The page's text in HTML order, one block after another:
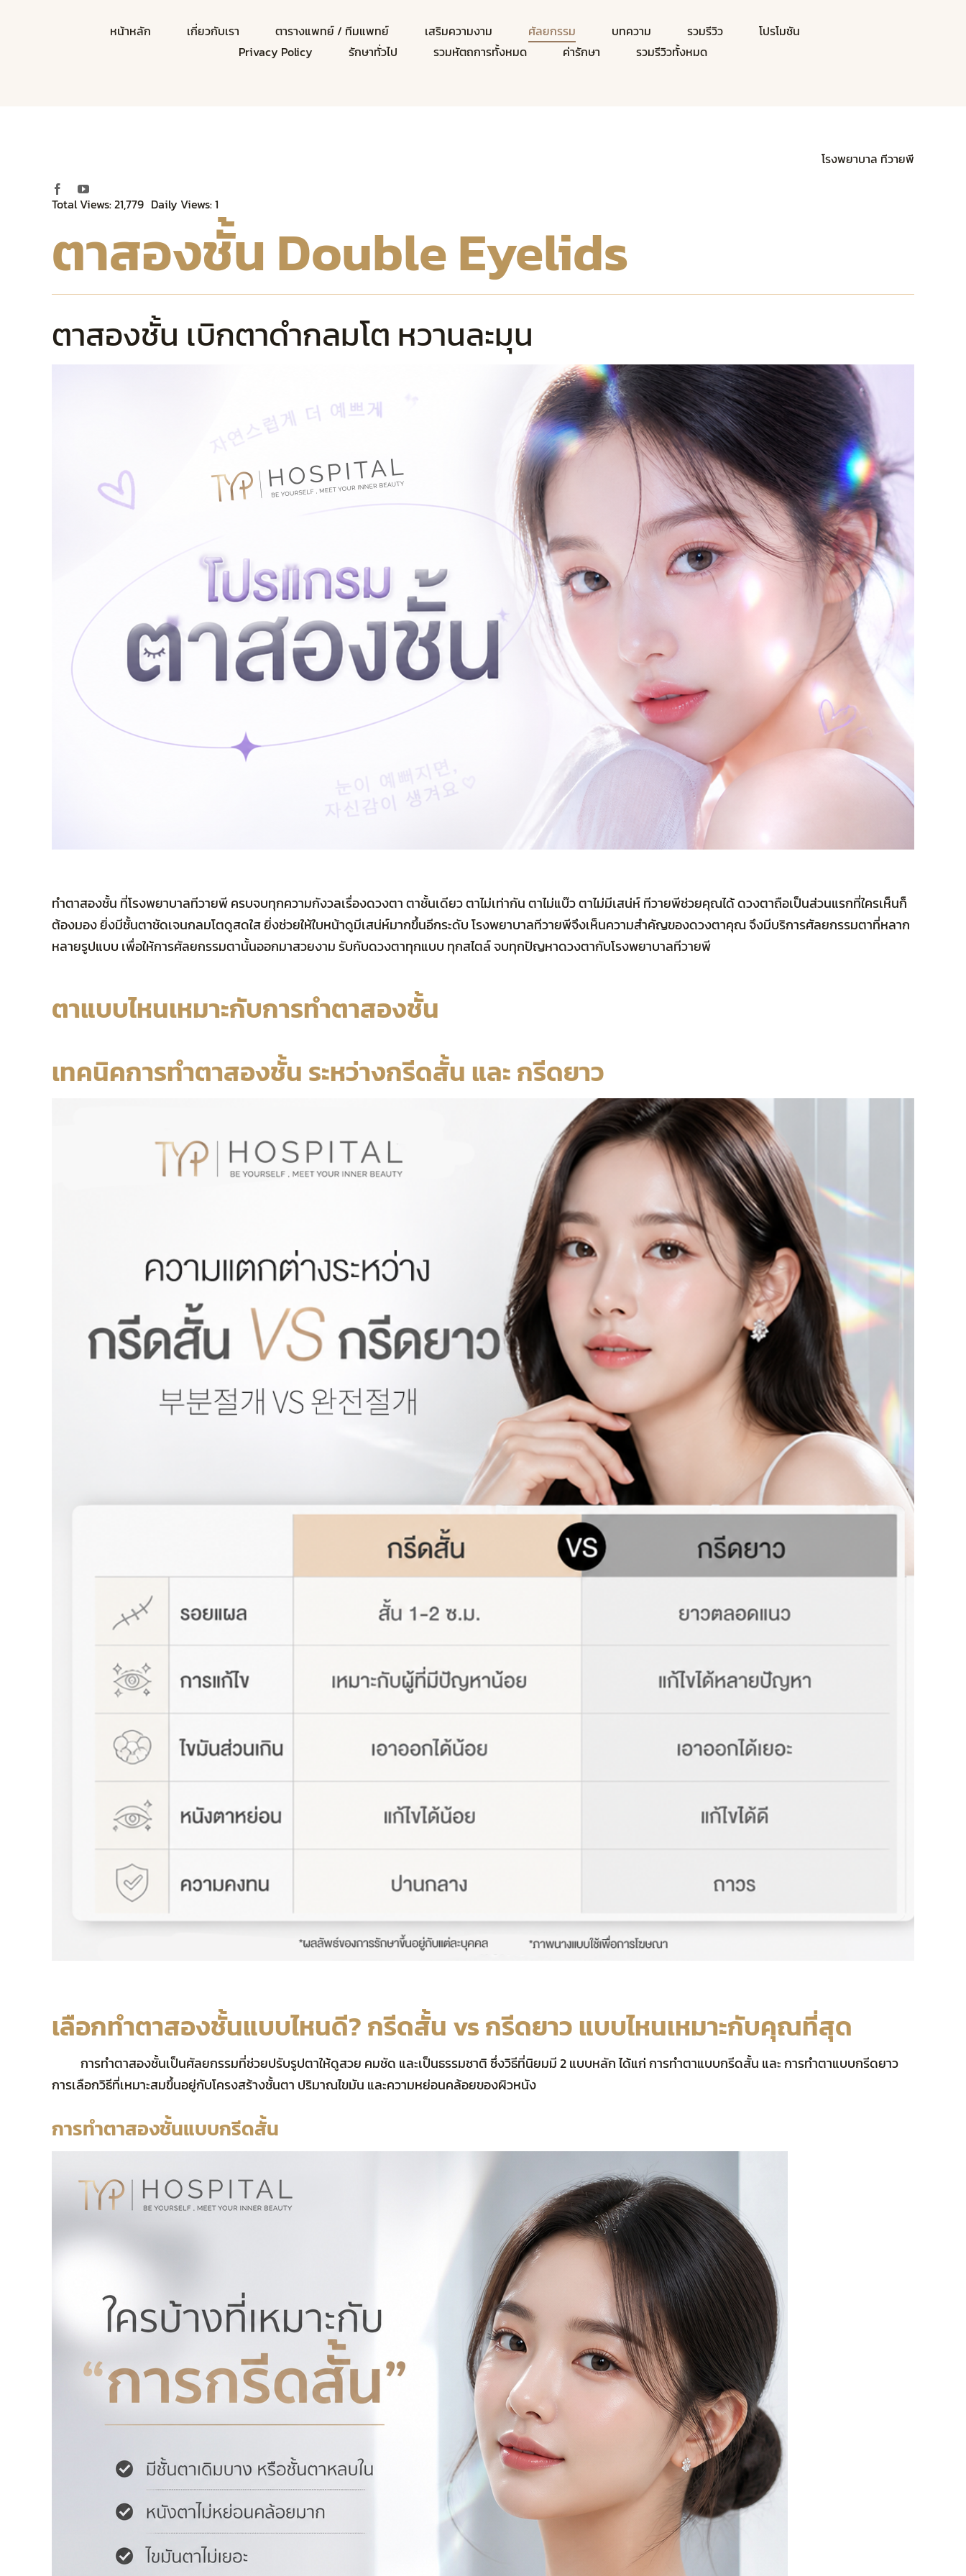
หน้าหลัก เกี่ยวกับเรา ตารางแพทย์ / ทีมแพทย์ เสริมความงาม ศัลยกรรม บทความ รวมรีวิว
โปรโมชัน
Privacy Policy
รักษาทั่วไป รวมหัตถการทั้งหมด ค่ารักษา รวมรีวิวทั้งหมด
โรงพยาบาล ทีวายพี
Total Views: 21,779 Daily Views: 1
ตาสองชั้น Double Eyelids
ตาสองชั้น เบิกตาดำกลมโต หวานละมุน
ทำตาสองชั้น ที่โรงพยาบาลทีวายพี ครบจบทุกความกังวลเรื่องดวงตา ตาชั้นเดียว ตาไม่เท่ากัน ตาไม่แบ๊ว ตาไม่มีเสน่ห์ ทีวายพีช่วยคุณได้ ดวงตาถือเป็นส่วนแรกที่ใครเห็นก็
ต้องมอง ยิ่งมีชั้นตาชัดเจนกลมโตดูสดใส ยิ่งช่วยให้ใบหน้าดูมีเสน่ห์มากขึ้นอีกระดับ โรงพยาบาลทีวายพีจึงเห็นความสำคัญของดวงตาคุณ จึงมีบริการศัลยกรรมตาที่หลาก
หลายรูปแบบ เพื่อให้การศัลยกรรมตานั้นออกมาสวยงาม รับกับดวงตาทุกแบบ ทุกสไตล์ จบทุกปัญหาดวงตากับโรงพยาบาลทีวายพี
ตาแบบไหนเหมาะกับการทำตาสองชั้น
เทคนิคการทำตาสองชั้น ระหว่างกรีดสั้น และ กรีดยาว
เลือกทำตาสองชั้นแบบไหนดี? กรีดสั้น vs กรีดยาว แบบไหนเหมาะกับคุณที่สุด
การทำตาสองชั้นเป็นศัลยกรรมที่ช่วยปรับรูปตาให้ดูสวย คมชัด และเป็นธรรมชาติ ซึ่งวิธีที่นิยมมี 2 แบบหลัก ได้แก่ การทำตาแบบกรีดสั้น และ การทำตาแบบกรีดยาว
การเลือกวิธีที่เหมาะสมขึ้นอยู่กับโครงสร้างชั้นตา ปริมาณไขมัน และความหย่อนคล้อยของผิวหนัง
การทำตาสองชั้นแบบกรีดสั้น